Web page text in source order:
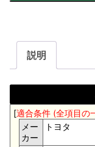
説明
[適合条件 (全項目の
メー
カー
トヨタ